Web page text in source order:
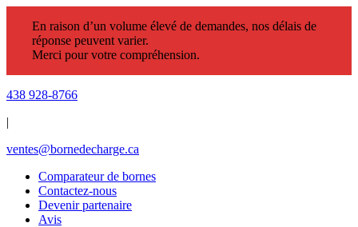
En raison d’un volume élevé de demandes, nos délais de
réponse peuvent varier.
Merci pour votre compréhension.
438 928-8766
|
ventes@bornedecharge.ca
Comparateur de bornes
Contactez-nous
Devenir partenaire
Avis